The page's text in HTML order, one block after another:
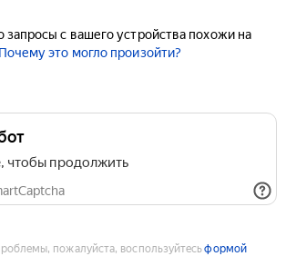
запросы с вашего устройства похожи на
Почему это могло произойти?
чтобы продолжить
пожалуйста, воспользуйтесьформой